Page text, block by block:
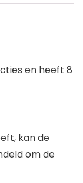
en heeft 8
kan de
om de